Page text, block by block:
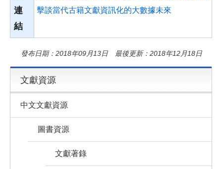
連
結
擊談當代古籍文獻資訊化的大數據未來
發布日期：2018年09月13日 最後更新：2018年12月18日
文獻資源
中文文獻資源
圖書資源
文獻著錄